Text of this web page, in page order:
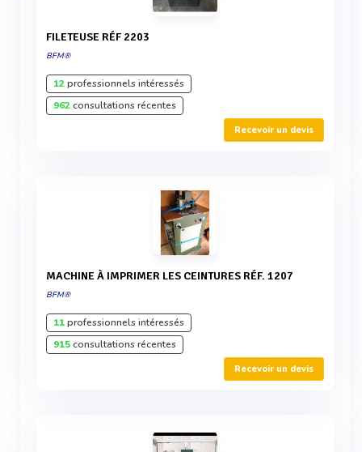
FILETEUSE RÉF 2203
BFM®
12professionnels intéressés
962consultations récentes
Recevoir un devis
MACHINE À IMPRIMER LES CEINTURES RÉF. 1207
BFM®
11professionnels intéressés
915consultations récentes
Recevoir un devis